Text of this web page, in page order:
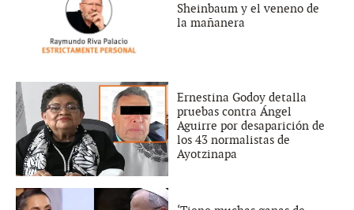
Sheinbaum y el veneno de
la mañanera
Ernestina Godoy detalla
pruebas contra Ángel
Aguirre por desaparición de
los 43 normalistas de
Ayotzinapa